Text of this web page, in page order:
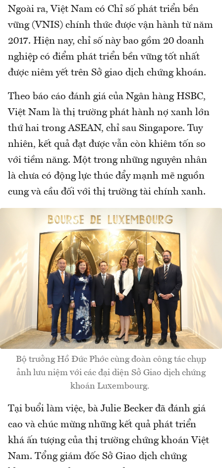
Ngoài ra, Việt Nam có Chỉ số phát triển bền
vững (VNIS) chính thức được vận hành từ năm
2017. Hiện nay, chỉ số này bao gồm 20 doanh
nghiệp có điểm phát triển bền vững tốt nhất
được niêm yết trên Sở giao dịch chứng khoán.
Theo báo cáo đánh giá của Ngân hàng HSBC,
Việt Nam là thị trường phát hành nợ xanh lớn
thứ hai trong ASEAN, chỉ sau Singapore. Tuy
nhiên, kết quả đạt được vẫn còn khiêm tốn so
với tiềm năng. Một trong những nguyên nhân
là chưa có động lực thúc đẩy mạnh mẽ nguồn
cung và cầu đối với thị trường tài chính xanh.
Bộ trưởng Hồ Đức Phớc cùng đoàn công tác chụp
ảnh lưu niệm với các đại diện Sở Giao dịch chứng
khoán Luxembourg.
Tại buổi làm việc, bà Julie Becker đã đánh giá
cao và chúc mừng những kết quả phát triển
khá ấn tượng của thị trường chứng khoán Việt
Nam. Tổng giám đốc Sở Giao dịch chứng